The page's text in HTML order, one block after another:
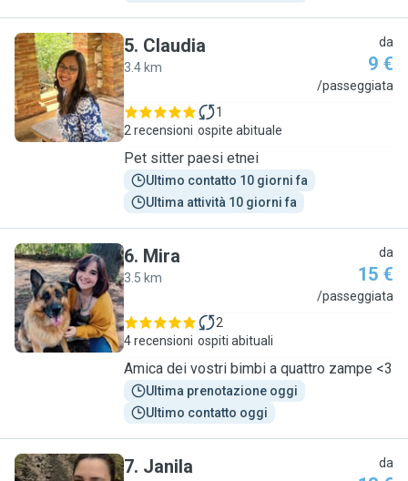
C
5. Claudia
3.4 km
da
9 €
/passeggiata
2 recensioni
1
ospite abituale
Pet sitter paesi etnei
Ultimo contatto 10 giorni fa
Ultima attività 10 giorni fa
M
6. Mira
3.5 km
da
15 €
/passeggiata
4 recensioni
2
ospiti abituali
Amica dei vostri bimbi a quattro zampe <3
Ultima prenotazione oggi
Ultimo contatto oggi
7. Janila da